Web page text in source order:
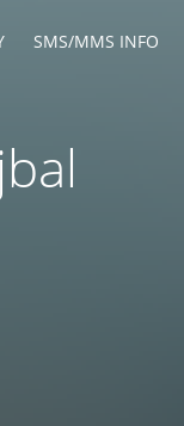
SMS/MMS INFO